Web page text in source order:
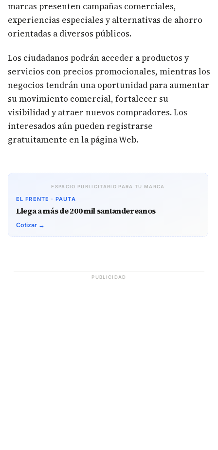
marcas presenten campañas comerciales,
experiencias especiales y alternativas de ahorro
orientadas a diversos públicos.
Los ciudadanos podrán acceder a productos y
servicios con precios promocionales, mientras los
negocios tendrán una oportunidad para aumentar
su movimiento comercial, fortalecer su
visibilidad y atraer nuevos compradores. Los
interesados aún pueden registrarse
gratuitamente en la página Web.
ESPACIO PUBLICITARIO PARA TU MARCA
EL FRENTE · PAUTA
Llega a más de 200 mil santandereanos
Cotizar →
PUBLICIDAD